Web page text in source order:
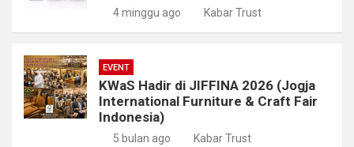
4 minggu ago Kabar Trust
EVENT
KWaS Hadir di JIFFINA 2026 (Jogja
International Furniture & Craft Fair
Indonesia)
5 bulan ago Kabar Trust